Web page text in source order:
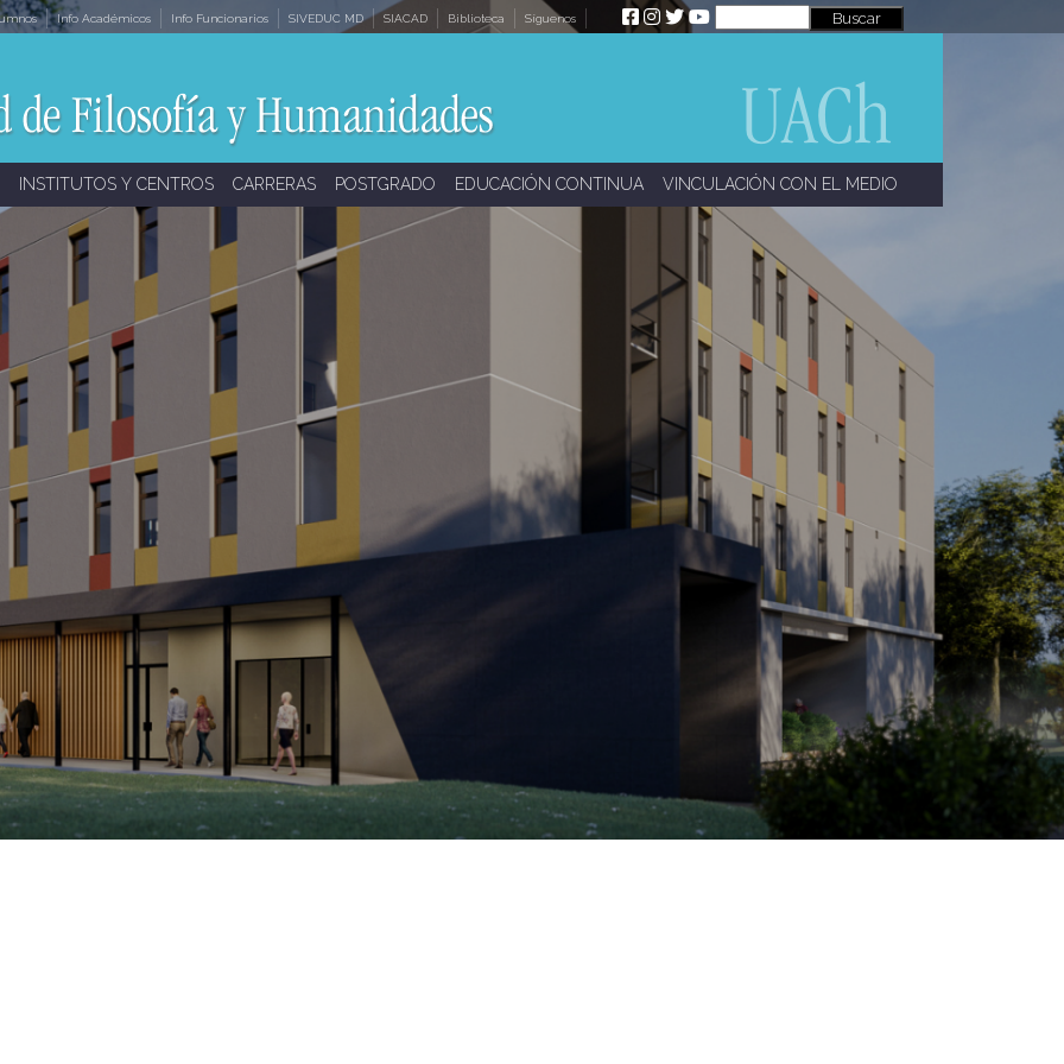
Info Académicos Info Funcionarios SIVEDUC MD SIACAD Biblioteca Síguenos
INSTITUTOS Y CENTROS CARRERAS POSTGRADO EDUCACIÓN CONTINUA VINCULACIÓN CON EL MEDIO